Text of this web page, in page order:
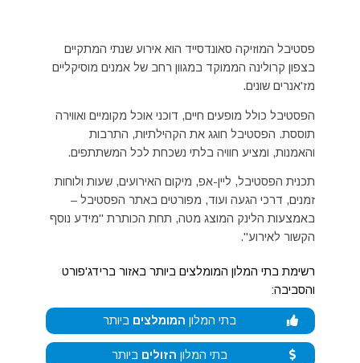
פסטיבל המוזיקה סאונדסייד הוא אירוע שנתי המתקיים
בצפון קרולינה הממוקד במגוון רחב של אמנים מוסיקליים
מז'אנרים שונים.
הפסטיבל כולל מופעים חיים, דוכני אוכל מקומיים ואווירה
תוססת. הפסטיבל חוגג את הקהילתיות, התרבות
והאמנות, ומציע חוויה בלתי נשכחת לכל המשתתפים.
תכנית הפסטיבל, ליין-אפ, מיקום האירועים, שעות ולוחות
זמנים, דרכי הגעה ועוד, מפורטים באתר הפסטיבל –
באמצעות הלינק המוצג מטה, תחת הכותרת "מידע נוסף
הקשור לאירוע".
רשימת בתי המלון המומלצים ביותר באזור ברידג'פורט
והסביבה:
בתי המלון המומלצים ביותר
בתי המלון הזולים ביותר